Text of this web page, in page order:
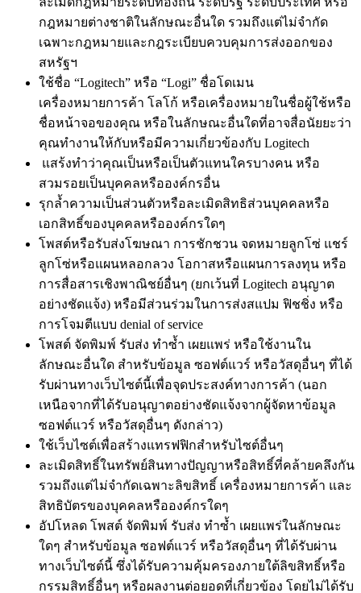
กฎหมายต่างชาติในลักษณะอื่นใด รวมถึงแต่ไม่จำกัด
เฉพาะกฎหมายและกฎระเบียบควบคุมการส่งออกของ
สหรัฐฯ
ใช้ชื่อ “Logitech” หรือ “Logi” ชื่อโดเมน
เครื่องหมายการค้า โลโก้ หรือเครื่องหมายในชื่อผู้ใช้หรือ
ชื่อหน้าจอของคุณ หรือในลักษณะอื่นใดที่อาจสื่อนัยยะว่า
คุณทำงานให้กับหรือมีความเกี่ยวข้องกับ Logitech
แสร้งทำว่าคุณเป็นหรือเป็นตัวแทนใครบางคน หรือ
สวมรอยเป็นบุคคลหรือองค์กรอื่น
รุกล้ำความเป็นส่วนตัวหรือละเมิดสิทธิส่วนบุคคลหรือ
เอกสิทธิ์ของบุคคลหรือองค์กรใดๆ
โพสต์หรือรับส่งโฆษณา การชักชวน จดหมายลูกโซ่ แชร์
ลูกโซ่หรือแผนหลอกลวง โอกาสหรือแผนการลงทุน หรือ
การสื่อสารเชิงพาณิชย์อื่นๆ (ยกเว้นที่ Logitech อนุญาต
อย่างชัดแจ้ง) หรือมีส่วนร่วมในการส่งสแปม ฟิชชิ่ง หรือ
การโจมตีแบบ denial of service
โพสต์ จัดพิมพ์ รับส่ง ทำซ้ำ เผยแพร่ หรือใช้งานใน
ลักษณะอื่นใด สำหรับข้อมูล ซอฟต์แวร์ หรือวัสดุอื่นๆ ที่ได้
รับผ่านทางเว็บไซต์นี้เพื่อจุดประสงค์ทางการค้า (นอก
เหนือจากที่ได้รับอนุญาตอย่างชัดแจ้งจากผู้จัดหาข้อมูล
ซอฟต์แวร์ หรือวัสดุอื่นๆ ดังกล่าว)
ใช้เว็บไซต์เพื่อสร้างแทรฟฟิกสำหรับไซต์อื่นๆ
ละเมิดสิทธิ์ในทรัพย์สินทางปัญญาหรือสิทธิ์ที่คล้ายคลึงกัน
รวมถึงแต่ไม่จำกัดเฉพาะลิขสิทธิ์ เครื่องหมายการค้า และ
สิทธิบัตรของบุคคลหรือองค์กรใดๆ
อัปโหลด โพสต์ จัดพิมพ์ รับส่ง ทำซ้ำ เผยแพร่ในลักษณะ
ใดๆ สำหรับข้อมูล ซอฟต์แวร์ หรือวัสดุอื่นๆ ที่ได้รับผ่าน
ทางเว็บไซต์นี้ ซึ่งได้รับความคุ้มครองภายใต้ลิขสิทธิ์หรือ
กรรมสิทธิ์อื่นๆ หรือผลงานต่อยอดที่เกี่ยวข้อง โดยไม่ได้รับ